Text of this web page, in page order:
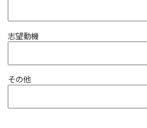
志望動機
その他